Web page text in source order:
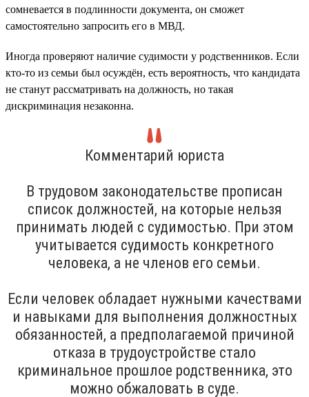
сомневается в подлинности документа, он сможет
самостоятельно запросить его в МВД.
Иногда проверяют наличие судимости у родственников. Если
кто-то из семьи был осуждён, есть вероятность, что кандидата
не станут рассматривать на должность, но такая
дискриминация незаконна.
Комментарий юриста
В трудовом законодательстве прописан
список должностей, на которые нельзя
принимать людей с судимостью. При этом
учитывается судимость конкретного
человека, а не членов его семьи.
Если человек обладает нужными качествами
и навыками для выполнения должностных
обязанностей, а предполагаемой причиной
отказа в трудоустройстве стало
криминальное прошлое родственника, это
можно обжаловать в суде.